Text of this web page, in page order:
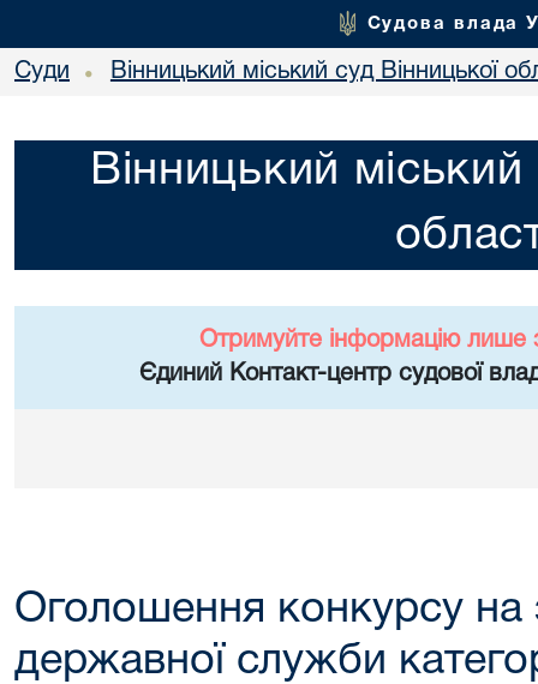
Судова влада
Суди • Вінницький міський суд Вінницької
Вінницький міський
Отримуйте інформацію лише
Єдиний Контакт-центр судової
Оголошення конкурсу на
державної служби